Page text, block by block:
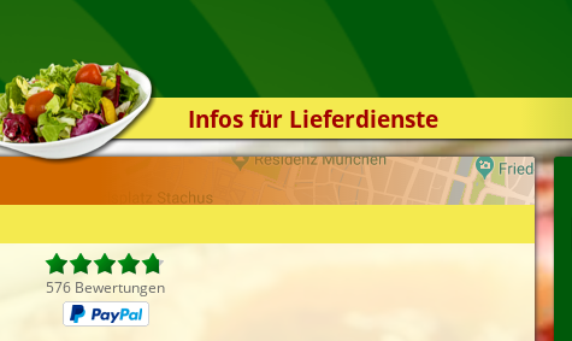
Infos für Lieferdienste
Kassensystem
Zuverlässigkeit
576 Bewertungen